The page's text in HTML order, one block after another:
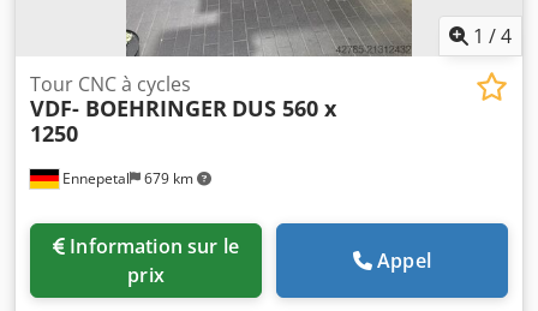
1 /4
Ennepetal 679 km
Tour CNC à cycles
VDF- BOEHRINGER DUS 560 x
1250
prix
Appel